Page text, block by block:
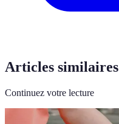
Articles similaires
Continuez votre lecture